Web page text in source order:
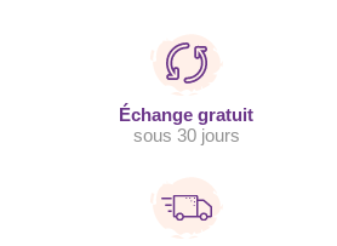
Échange gratuit
sous 30 jours